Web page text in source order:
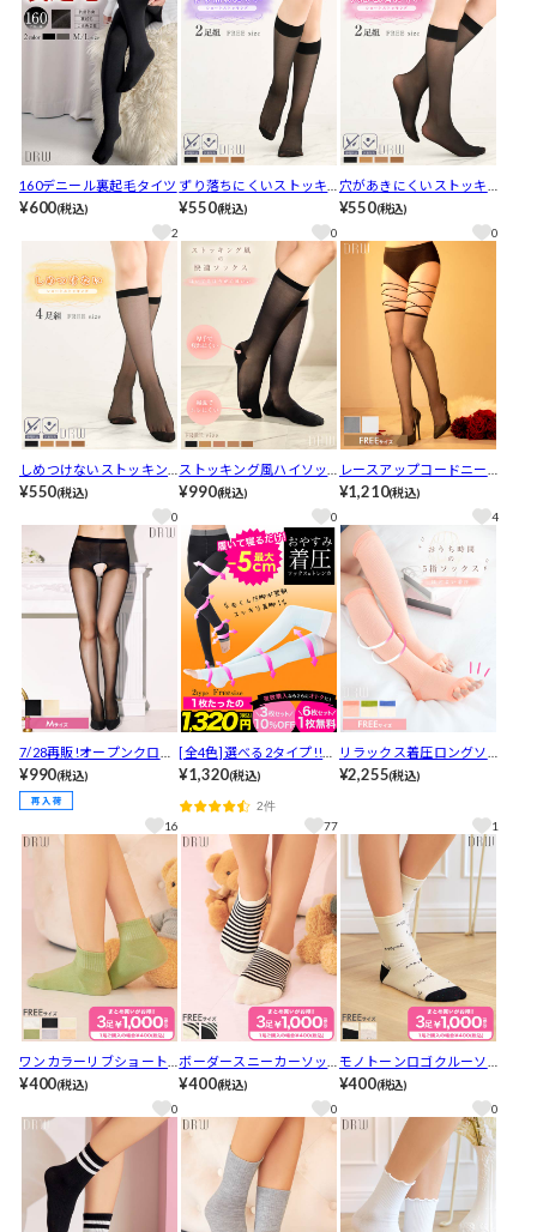
160デニール裏起毛タイツ
¥600(税込)
2
ずり落ちにくいストッキ
ング
¥550(税込)
0
穴があきにくいストッキ
ング
¥550(税込)
0
しめつけないストッキン
グ
¥550(税込)
0
ストッキング風ハイソッ
クス
¥990(税込)
0
レースアップコードニー
ハイソックス
¥1,210(税込)
4
7/28再販!オープンクロッ
チストッキング
¥990(税込)
16
[全4色]選べる2タイプ!!セ
ット購入でお得な睡眠着
ッグウェア]
¥1,320(税込)
2件
77
リラックス着圧ロングソ
ックス
¥2,255(税込)
1
ワンカラーリブショート
ソックス【3足1000円対
¥400(税込)
0
ボーダースニーカーソッ
クス【3足1000円対象】
¥400(税込)
0
モノトーンロゴクルーソ
ックス【3足1000円対象】
¥400(税込)
0